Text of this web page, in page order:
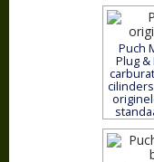
Puch
Plug &